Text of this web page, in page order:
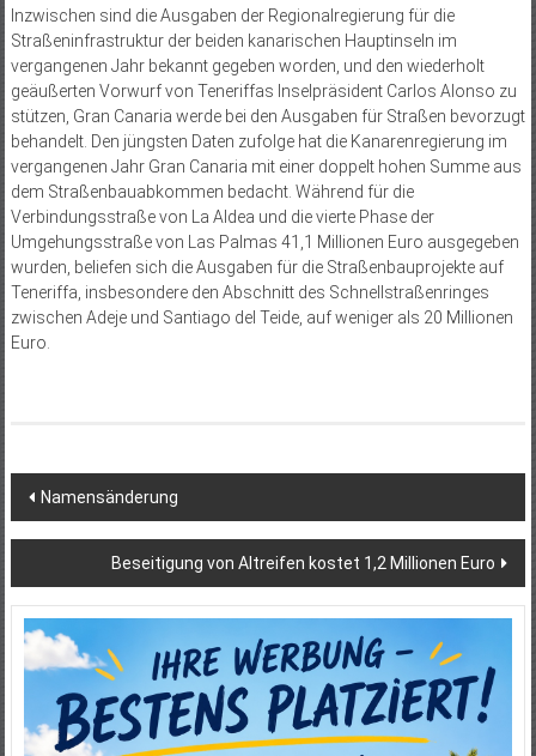
Inzwischen sind die Ausgaben der Regionalregierung für die
Straßeninfrastruktur der beiden kanarischen Hauptinseln im
vergangenen Jahr bekannt gegeben worden, und den wiederholt
geäußerten Vorwurf von Teneriffas Inselpräsident Carlos Alonso zu
stützen, Gran Canaria werde bei den Ausgaben für Straßen bevorzugt
behandelt. Den jüngsten Daten zufolge hat die Kanarenregierung im
vergangenen Jahr Gran Canaria mit einer doppelt hohen Summe aus
dem Straßenbauabkommen bedacht. Während für die
Verbindungsstraße von La Aldea und die vierte Phase der
Umgehungsstraße von Las Palmas 41,1 Millionen Euro ausgegeben
wurden, beliefen sich die Ausgaben für die Straßenbauprojekte auf
Teneriffa, insbesondere den Abschnitt des Schnellstraßenringes
zwischen Adeje und Santiago del Teide, auf weniger als 20 Millionen
Euro.
Beitragsnavigation
Namensänderung
Beseitigung von Altreifen kostet 1,2 Millionen Euro